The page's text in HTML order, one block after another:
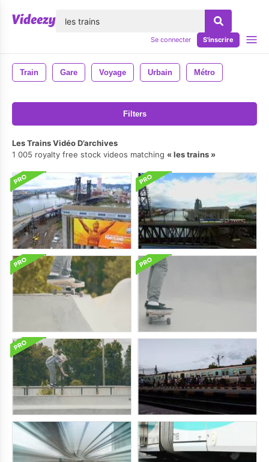
Se connecter S'inscrire
Train Gare Voyage Urbain Métro
Filters
Les Trains Vidéo D’archives
1 005 royalty free stock videos matching
les trains